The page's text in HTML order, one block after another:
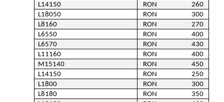
L14150
RON                       260
L18050
RON                       300
L8160
RON                       270
L6550
RON                       400
L6570
RON                       430
L11160
RON                       400
M15140
RON                       450
L14150
RON                       250
L1800
RON                       300
L8180
RON                       350